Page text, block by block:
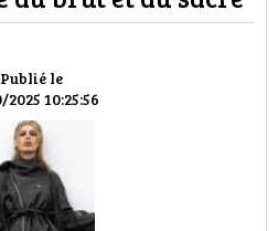
TECH
Publié le
10:25:56